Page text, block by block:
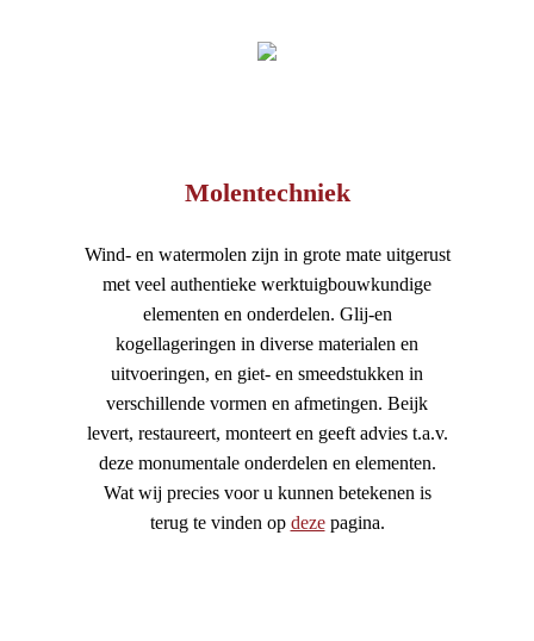
Molentechniek
Wind- en watermolen zijn in grote mate uitgerust
met veel authentieke werktuigbouwkundige
elementen en onderdelen. Glij-en
kogellageringen in diverse materialen en
uitvoeringen, en giet- en smeedstukken in
verschillende vormen en afmetingen. Beijk
levert, restaureert, monteert en geeft advies t.a.v.
deze monumentale onderdelen en elementen.
Wat wij precies voor u kunnen betekenen is
terug te vinden op dezepagina.